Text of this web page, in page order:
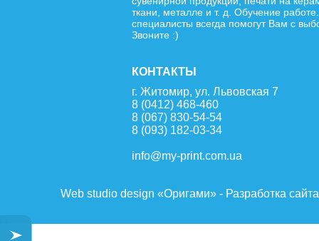
ткани, металле и т. д. Обучение
специалисты всегда помогут Вам с
Звоните :)
КОНТАКТЫ
г. Житомир, ул. Львовская 7
8 (0412) 468-460
8 (067) 830-54-54
8 (093) 182-03-34
info@my-print.com.ua
Web studio design «Оригами» - Разработка